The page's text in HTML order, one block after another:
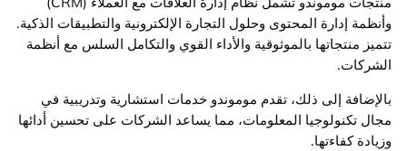
وأنظمة إدارة المحتوى وحلول التجارة الإلكترونية والتطبيقات الذكية.
تتميز منتجاتها بالموثوقية والأداء القوي والتكامل السلس مع أنظمة
الشركات.
بالإضافة إلى ذلك، تقدم موموندو خدمات استشارية وتدريبية في
مجال تكنولوجيا المعلومات، مما يساعد الشركات على تحسين أدائها
وزيادة كفاءتها.